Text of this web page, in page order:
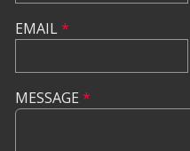
EMAIL*
MESSAGE *